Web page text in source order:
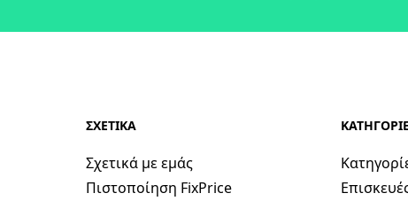
ΣΧΕΤΙΚΑ
Σχετικά με εμάς
Πιστοποίηση FixPrice